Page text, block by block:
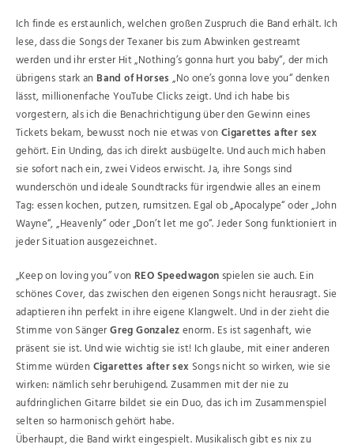
Ich finde es erstaunlich, welchen großen Zuspruch die Band erhält. Ich
lese, dass die Songs der Texaner bis zum Abwinken gestreamt
werden und ihr erster Hit „Nothing’s gonna hurt you baby“, der mich
übrigens stark an Band of Horses „No one’s gonna love you“ denken
lässt, millionenfache YouTube Clicks zeigt. Und ich habe bis
vorgestern, als ich die Benachrichtigung über den Gewinn eines
Tickets bekam, bewusst noch nie etwas vonCigarettes after sex
gehört. Ein Unding, das ich direkt ausbügelte. Und auch mich haben
sie sofort nach ein, zwei Videos erwischt. Ja, ihre Songs sind
wunderschön und ideale Soundtracks für irgendwie alles an einem
Tag: essen kochen, putzen, rumsitzen. Egal ob „Apocalype“ oder „John
Wayne“, „Heavenly“ oder „Don’t let me go“. Jeder Song funktioniert in
jeder Situation ausgezeichnet.
„Keep on loving you” von REO Speedwagonspielen sie auch. Ein
schönes Cover, das zwischen den eigenen Songs nicht herausragt. Sie
adaptieren ihn perfekt in ihre eigene Klangwelt. Und in der zieht die
Stimme von SängerGreg Gonzalezenorm. Es ist sagenhaft, wie
präsent sie ist. Und wie wichtig sie ist! Ich glaube, mit einer anderen
Stimme würdenCigarettes after sex Songs nicht so wirken, wie sie
wirken: nämlich sehr beruhigend. Zusammen mit der nie zu
aufdringlichen Gitarre bildet sie ein Duo, das ich im Zusammenspiel
selten so harmonisch gehört habe.
Überhaupt, die Band wirkt eingespielt. Musikalisch gibt es nix zu